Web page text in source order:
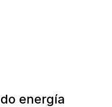
energía